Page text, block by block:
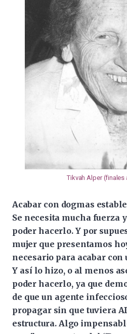
Tikvah Alper (finales
Acabar con dogmas
Se necesita mucha fuerza
poder hacerlo. Y por
mujer que presentamos
necesario para acabar con
Y así lo hizo, o al menos
poder hacerlo, ya que
de que un agente
propagar sin que tuviera
estructura. Algo